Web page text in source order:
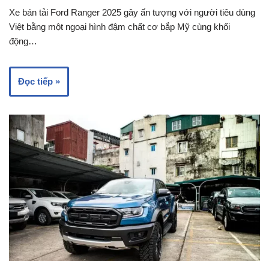
Xe bán tải Ford Ranger 2025 gây ấn tượng với người tiêu dùng
Việt bằng một ngoại hình đậm chất cơ bắp Mỹ cùng khối
động…
Đọc tiếp »